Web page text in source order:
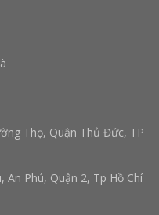
Thọ, Quận Thủ Đức, TP
An Phú, Quận 2, Tp Hồ Chí